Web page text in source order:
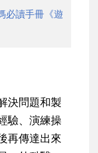
必讀手冊《遊
決問題和製
驗、演練操
再傳達出來